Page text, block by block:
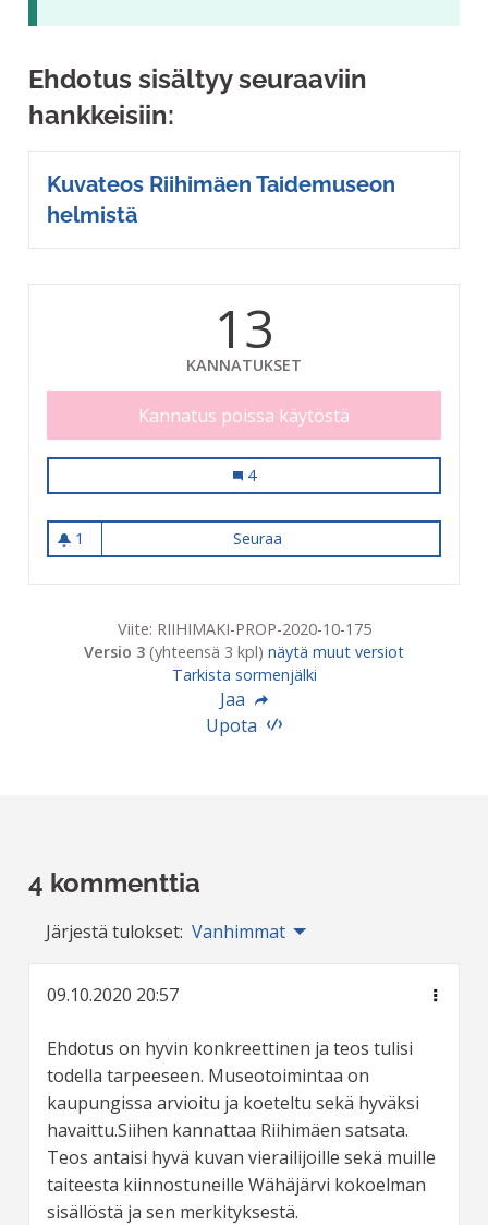
Ehdotus sisältyy seuraaviin
hankkeisiin:
Kuvateos Riihimäen Taidemuseon
helmistä
13
KANNATUKSET
Kannatus poissa käytöstä
Kuvateos Riihimäen Taidemuseon
4
1
1 seuraaja
Seuraa
Viite: RIIHIMAKI-PROP-2020-10-175
Versio 3 (yhteensä 3 kpl) näytä muut versiot
Tarkista sormenjälki
Jaa
Upota
4 kommenttia
Järjestä tulokset: Vanhimmat
09.10.2020 20:57
Ehdotus on hyvin konkreettinen ja teos tulisi
todella tarpeeseen. Museotoimintaa on
kaupungissa arvioitu ja koeteltu sekä hyväksi
havaittu.Siihen kannattaa Riihimäen satsata.
Teos antaisi hyvä kuvan vierailijoille sekä muille
taiteesta kiinnostuneille Wähäjärvi kokoelman
sisällöstä ja sen merkityksestä.